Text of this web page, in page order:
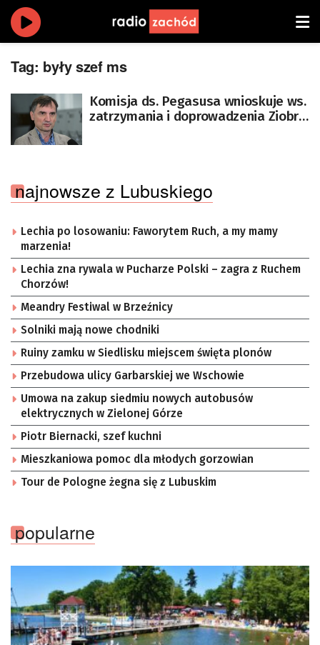
Tag: były szef ms
Komisja ds. Pegasusa wnioskuje ws.
zatrzymania i doprowadzenia Ziobry
najnowsze z Lubuskiego
Lechia po losowaniu: Faworytem Ruch, a my mamy
marzenia!
Lechia zna rywala w Pucharze Polski – zagra z Ruchem
Chorzów!
Meandry Festiwal w Brzeźnicy
Solniki mają nowe chodniki
Ruiny zamku w Siedlisku miejscem święta plonów
Przebudowa ulicy Garbarskiej we Wschowie
Umowa na zakup siedmiu nowych autobusów
elektrycznych w Zielonej Górze
Piotr Biernacki, szef kuchni
Mieszkaniowa pomoc dla młodych gorzowian
Tour de Pologne żegna się z Lubuskim
popularne